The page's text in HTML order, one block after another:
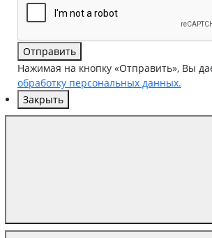
Отправить
Нажимая на кнопку «Отправить», Вы
обработку персональных данных.
Закрыть